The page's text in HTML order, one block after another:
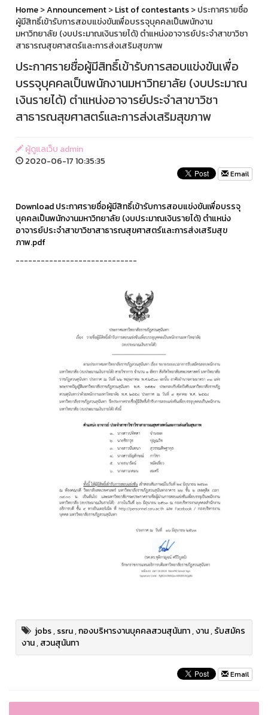
Home>Announcement>List of contestants> ประกาศรายชื่อ
ผู้มีสิทธิ์เข้ารับการสอบแข่งขันเพื่อบรรจุบุคคลเป็นพนักงาน
มหาวิทยาลัย (งบประมาณเงินรายได้) ตำแหน่งอาจารย์ประจำสาขาวิชา
สาธารณสุขศาสตร์และการส่งเสริมสุขภาพ
ประกาศรายชื่อผู้มีสิทธิ์เข้ารับการสอบแข่งขันเพื่อ
บรรจุบุคคลเป็นพนักงานมหาวิทยาลัย (งบประมาณ
เงินรายได้) ตำแหน่งอาจารย์ประจำสาขาวิชา
สาธารณสุขศาสตร์และการส่งเสริมสุขภาพ
ผู้ดูแลเว็บ admin
2020-06-17 10:35:35
Email
Download ประกาศรายชื่อผู้มีสิทธิ์เข้ารับการสอบแข่งขันเพื่อบรรจุ
บุคคลเป็นพนักงานมหาวิทยาลัย (งบประมาณเงินรายได้) ตำแหน่ง
อาจารย์ประจำสาขาวิชาสาธารณสุขศาสตร์และการส่งเสริมสุข
ภาพ.pdf
-----------------------------
jobs,ssru,กองบริหารงานบุคคลสวนสุนันทา,งาน,รับสมัคร
งาน,สวนสุนันทา
Email